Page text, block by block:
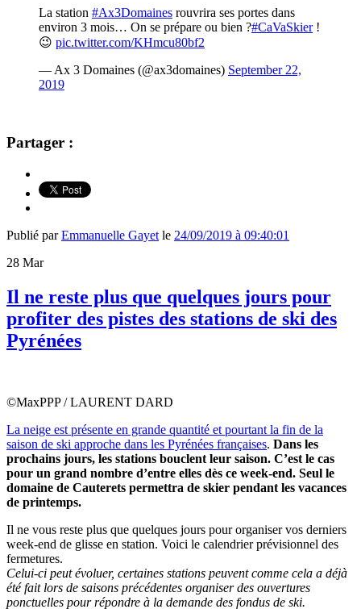
La station #Ax3Domaines rouvrira ses portes dans
environ 3 mois… On se prépare ou bien ?#CaVaSkier!
😉 pic.twitter.com/KHmcu80bf2
— Ax 3 Domaines (@ax3domaines) September 22,
2019
Partager :
Publié parEmmanuelle Gayet le 24/09/2019 à 09:40:01
28 Mar
Il ne reste plus que quelques jours pour
profiter des pistes des stations de ski des
Pyrénées
©MaxPPP / LAURENT DARD
La neige est présente en grande quantité et pourtant la fin de la
saison de ski approche dans les Pyrénées françaises. Dans les
prochains jours, les stations bouclent leur saison. C’est le cas
pour un grand nombre d’entre elles dès ce week-end. Seul le
domaine de Cauterets permettra de skier pendant les vacances
de printemps.
Il ne vous reste plus que quelques jours pour organiser vos derniers
week-end de glisse en station. Voici le calendrier prévisionnel des
fermetures.
Celui-ci peut évoluer, certaines stations peuvent comme cela a déjà
été fait lors de saisons précédentes organiser des ouvertures
ponctuelles pour répondre à la demande des fondus de ski.